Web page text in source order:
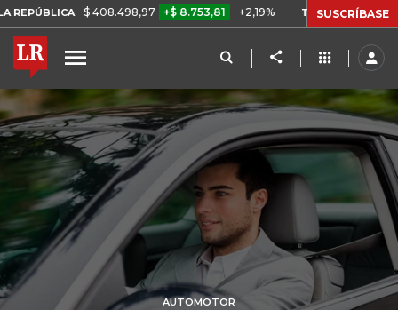
$ 408.498,97 +$ 8.753,81 +2,19% TASA DE USURA CRÉDITO
SUSCRÍBASE
AUTOMOTOR